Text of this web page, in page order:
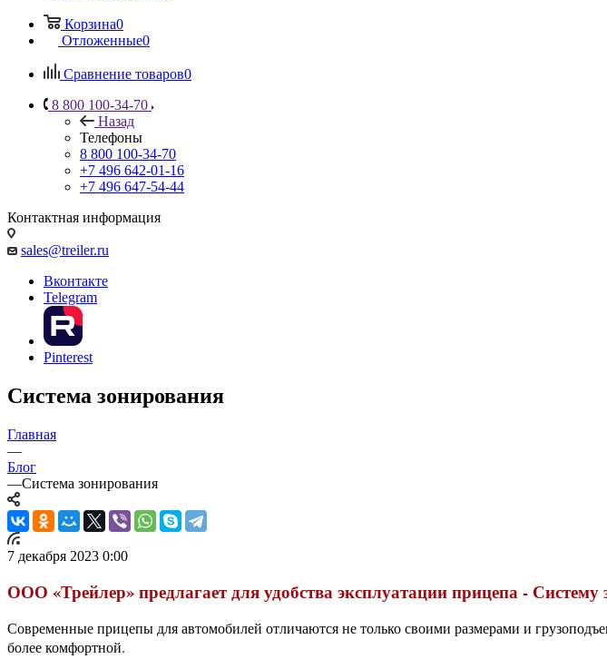
Корзина0
Отложенные0
Сравнение товаров0
8 800 100-34-70
Назад
Телефоны
8 800 100-34-70
+7 496 642-01-16
+7 496 647-54-44
Контактная информация
sales@treiler.ru
Вконтакте
Telegram
Pinterest
Система зонирования
Главная
—
Блог
—Система зонирования
7 декабря 2023 0:00
ООО «Трейлер» предлагает для удобства эксплуатации прицепа - Систему
Современные прицепы для автомобилей отличаются не только своими размерами и
более комфортной.